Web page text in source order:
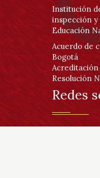
Institución
inspección
Educación
Acuerdo de
Bogotá
Resolución
Redes